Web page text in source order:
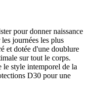
pour donner naissance
journées les plus
et dotée d'une doublure
sur tout le corps.
le style intemporel de la
D30 pour une